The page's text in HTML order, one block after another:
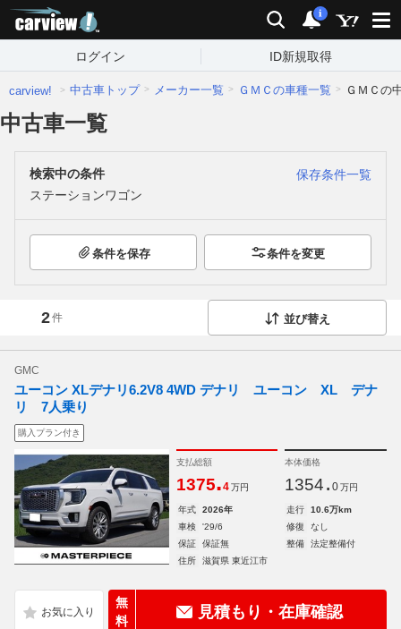
検索 通知
i
ログイン ID新規取得
carview! 中古車トップ メーカー一覧 ＧＭＣの車種一覧 ＧＭＣの
中古車一覧
検索中の条件
保存条件一覧
ステーションワゴン
条件を保存 条件を変更
2件 並び替え
GMC
ユーコン XLデナリ6.2V8 4WD デナリ ユーコン XL デナ
リ 7人乗り
購入プラン付き
支払総額
1375.4 万円
本体価格
1354. 0 万円
年式 2026年 走行
10.6万km
車検
'29/6 修復
なし
保証
保証無 整備
法定整備付
住所
滋賀県 東近江市
無
料
見積もり・在庫確認